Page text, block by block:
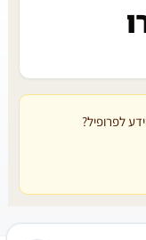
לפרופיל?